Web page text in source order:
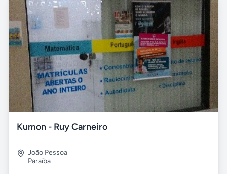
Kumon - Ruy Carneiro
João Pessoa
Paraíba